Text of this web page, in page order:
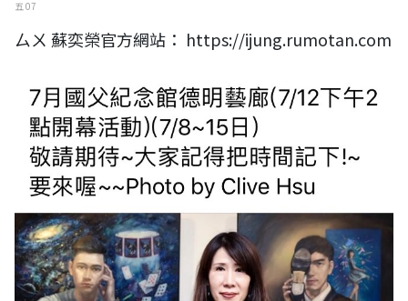
五 07
ㄙㄨ 蘇奕榮官方網站： https://ijung.rumotan.com